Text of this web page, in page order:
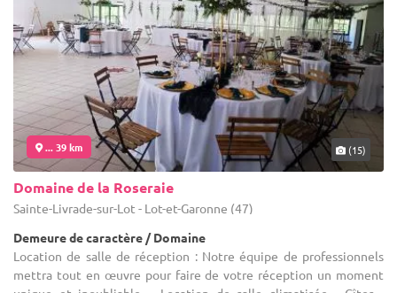
... 39 km (15)
Domaine de la Roseraie
Sainte-Livrade-sur-Lot - Lot-et-Garonne (47)
Demeure de caractère / Domaine
Location de salle de réception : Notre équipe de professionnels
mettra tout en œuvre pour faire de votre réception un moment